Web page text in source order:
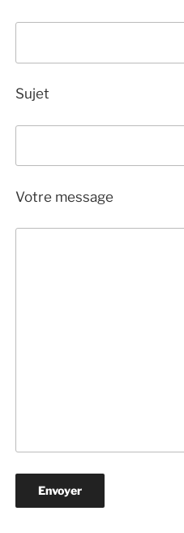
Sujet
Votre message